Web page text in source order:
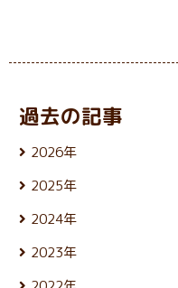
過去の記事
2026年
7月 (25)
6月 (26)
4月 (22)
2025年
11月 (21)
10月 (25)
8月 (24)
2024年
11月 (22)
10月 (25)
2023年